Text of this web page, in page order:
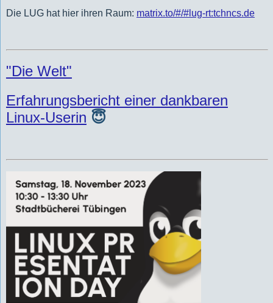
Die LUG hat hier ihren Raum: matrix.to/#/#lug-rt:tchncs.de
"Die Welt"
Erfahrungsbericht einer dankbaren
Linux-Userin 😇